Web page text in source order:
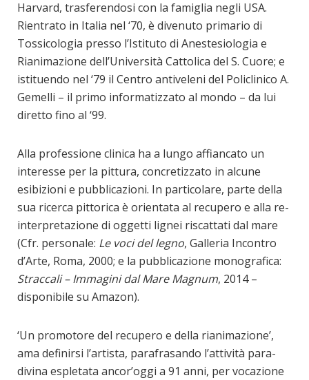
Harvard, trasferendosi con la famiglia negli USA.
Rientrato in Italia nel ‘70, è divenuto primario di
Tossicologia presso l’Istituto di Anestesiologia e
Rianimazione dell’Università Cattolica del S. Cuore; e
istituendo nel ‘79 il Centro antiveleni del Policlinico A.
Gemelli – il primo informatizzato al mondo – da lui
diretto fino al ‘99.
Alla professione clinica ha a lungo affiancato un
interesse per la pittura, concretizzato in alcune
esibizioni e pubblicazioni. In particolare, parte della
sua ricerca pittorica è orientata al recupero e alla re-
interpretazione di oggetti lignei riscattati dal mare
(Cfr. personale: Le voci del legno, Galleria Incontro
d’Arte, Roma, 2000; e la pubblicazione monografica:
Straccali – Immagini dal Mare Magnum, 2014 –
disponibile su Amazon).
‘Un promotore del recupero e della rianimazione’,
ama definirsi l’artista, parafrasando l’attività para-
divina espletata ancor’oggi a 91 anni, per vocazione